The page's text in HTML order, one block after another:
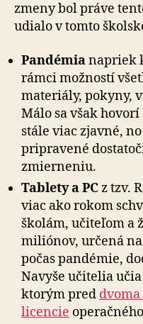
zmeny bol práve
udialo v tomto
Pandémianapriek
rámci možností
materiály, pokyny,
Málo sa však
stále viac zjavné,
pripravené
zmierneniu.
Tablety a PCz tzv.
viac ako rokom
školám, učiteľom a
miliónov, určená
počas pandémie,
Navyše učitelia
ktorým pred
licencie